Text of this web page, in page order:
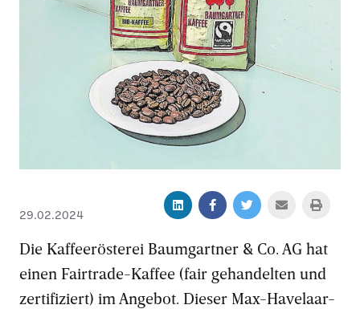
29.02.2024
Die Kaffeerösterei Baumgartner & Co. AG hat
einen Fairtrade-Kaffee (fair gehandelten und
zertifiziert) im Angebot. Dieser Max-Havelaar-